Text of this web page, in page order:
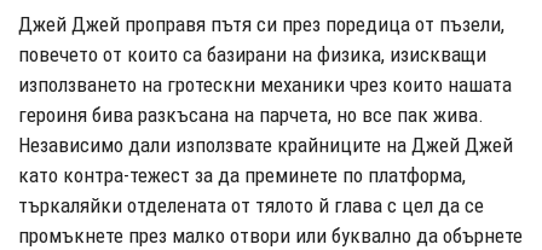
Джей Джей проправя пътя си през поредица от пъзели,
повечето от които са базирани на физика, изискващи
използването на гротескни механики чрез които нашата
героиня бива разкъсана на парчета, но все пак жива.
Независимо дали използвате крайниците на Джей Джей
като контра-тежест за да преминете по платформа,
търкаляйки отделената от тялото й глава с цел да се
промъкнете през малко отвори или буквално да обърнете